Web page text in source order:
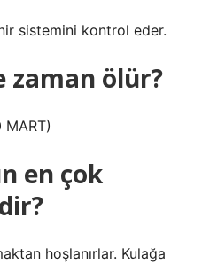
sistemini kontrol eder.
zaman ölür?
MART)
en çok
hoşlanırlar. Kulağa